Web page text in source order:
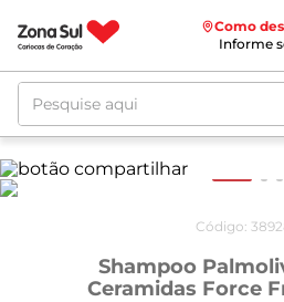
Como
Informe
Pesquise aqui
Código:
Shampoo
Ceramidas Force